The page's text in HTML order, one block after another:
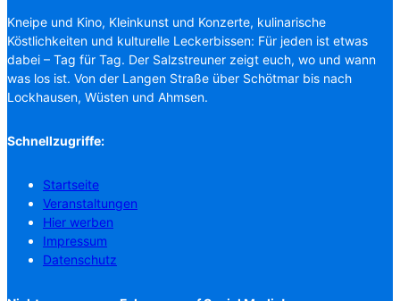
Kneipe und Kino, Kleinkunst und Konzerte, kulinarische
Köstlichkeiten und kulturelle Leckerbissen: Für jeden ist etwas
dabei – Tag für Tag. Der Salzstreuner zeigt euch, wo und wann
was los ist. Von der Langen Straße über Schötmar bis nach
Lockhausen, Wüsten und Ahmsen.
Schnellzugriffe:
Startseite
Veranstaltungen
Hier werben
Impressum
Datenschutz